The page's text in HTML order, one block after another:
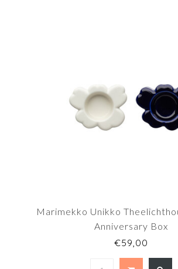
Marimekko Unikko
Anniversary Box
€59,00